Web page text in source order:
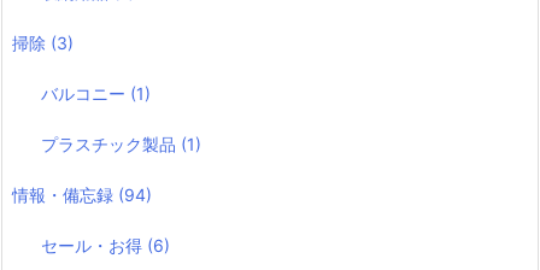
掃除 (3)
バルコニー (1)
プラスチック製品 (1)
情報・備忘録 (94)
セール・お得 (6)